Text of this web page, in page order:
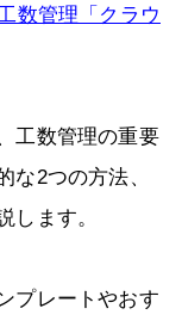
数管理「クラウ
工数管理の重要
な2つの方法、
します。
プレートやおす